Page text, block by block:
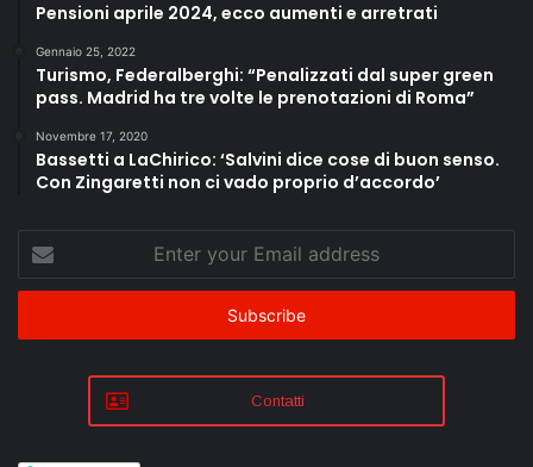
Pensioni aprile 2024, ecco aumenti e arretrati
Gennaio 25, 2022
Turismo, Federalberghi: “Penalizzati dal super green
pass. Madrid ha tre volte le prenotazioni di Roma”
Novembre 17, 2020
Bassetti a LaChirico: ‘Salvini dice cose di buon senso.
Con Zingaretti non ci vado proprio d’accordo’
Enter
your
Email
Contatti